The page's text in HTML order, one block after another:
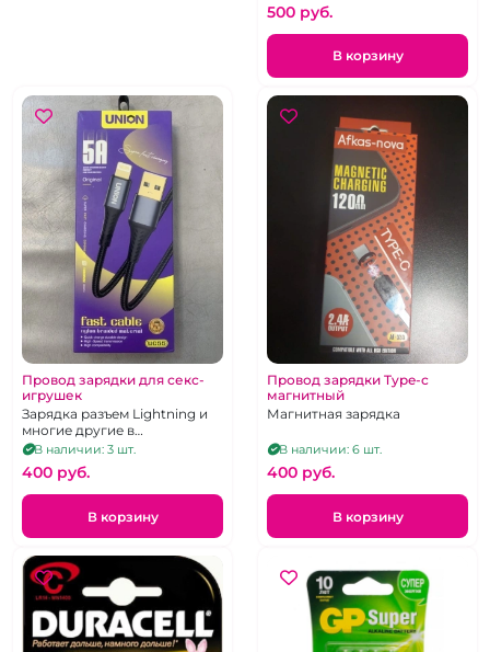
500 pуб.
В корзину
Провод зарядки для секс-
игрушек
Зарядка разъем Lightning и
многие другие в
ассортименте
В наличии: 3 шт.
400 pуб.
В корзину
Провод зарядки Type-c
магнитный
Магнитная зарядка
В наличии: 6 шт.
400 pуб.
В корзину